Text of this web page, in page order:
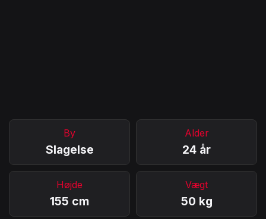
By
Slagelse
Alder
24 år
Højde
155 cm
Vægt
50 kg